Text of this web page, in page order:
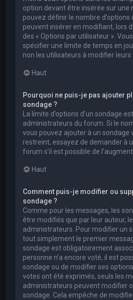
option devant être insérée sur une
pouvez définir le nombre d’options
peuvent insérer en modifiant, lors
des « Options par utilisateur ».
spécifier une limite de temps en
non les utilisateurs à modifier leurs
Haut
Pourquoi ne puis-je pas ajouter
sondage ?
La limite d’options d’un sondage
administrateurs du forum. Si le
vous pouvez ajouter à un sondage
restreint, essayez de demander à
forum s’il est possible de
Haut
Comment puis-je modifier ou
sondage ?
Comme pour les messages, les
être modifiés que par leur auteur,
administrateurs. Pour modifier un
tout simplement le premier
sondage est obligatoirement
personne n’a encore voté, il est
sondage ou de modifier ses
votes ont été exprimés, seuls les
administrateurs peuvent modifier
sondage. Cela empêche de